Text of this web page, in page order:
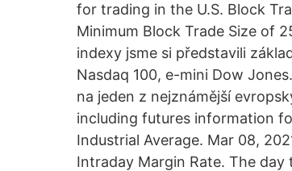
for trading in the U.S. Block
Minimum Block Trade Size of
indexy jsme si představili
Nasdaq 100, e-mini Dow
na jeden z nejznámější
including futures information
Industrial Average. Mar 08,
Intraday Margin Rate. The